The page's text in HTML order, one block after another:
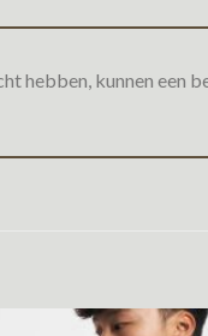
hebben, kunnen een